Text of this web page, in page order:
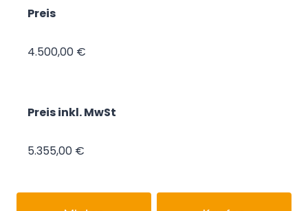
Preis
4.500,00 €
Preis inkl. MwSt
5.355,00 €